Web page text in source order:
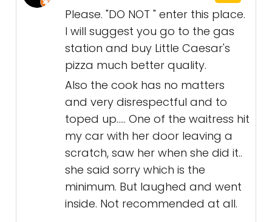
Please. "DO NOT " enter this place.
I will suggest you go to the gas
station and buy Little Caesar's
pizza much better quality.
Also the cook has no matters
and very disrespectful and to
toped up..... One of the waitress hit
my car with her door leaving a
scratch, saw her when she did it..
she said sorry which is the
minimum. But laughed and went
inside. Not recommended at all.